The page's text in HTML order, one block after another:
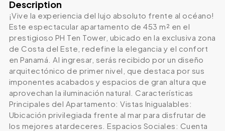
Description
¡Vive la experiencia del lujo absoluto frente al océano!
Este espectacular apartamento de 453 m² en el
prestigioso PH Ten Tower, ubicado en la exclusiva zona
de Costa del Este, redefine la elegancia y el confort
en Panamá. Al ingresar, serás recibido por un diseño
arquitectónico de primer nivel, que destaca por sus
imponentes acabados y espacios de gran altura que
aprovechan la iluminación natural. Características
Principales del Apartamento: Vistas Inigualables:
Ubicación privilegiada frente al mar para disfrutar de
los mejores atardeceres. Espacios Sociales: Cuenta